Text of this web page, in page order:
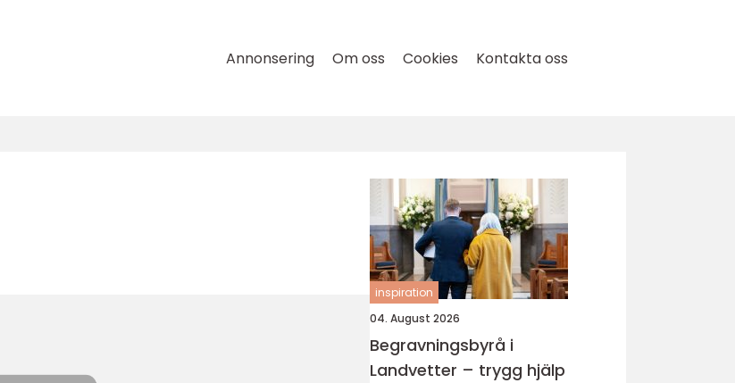
Annonsering Om oss Cookies Kontakta oss
inspiration
04. August 2026
Begravningsbyrå i
Landvetter – trygg hjälp